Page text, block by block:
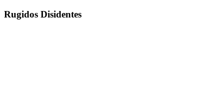
Rugidos Disidentes